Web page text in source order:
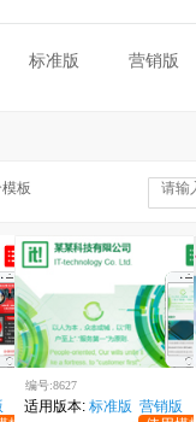
标准版 营销版
板
编号:8627
适用版本: 标准版 营销版